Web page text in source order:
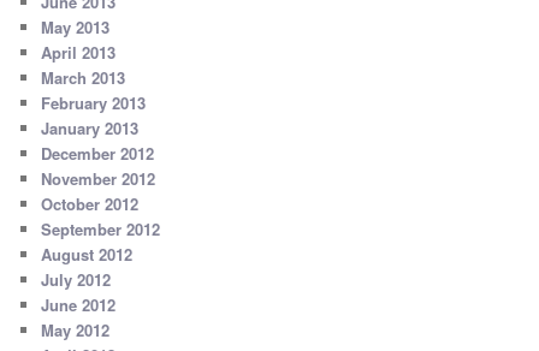
May 2013
April 2013
March 2013
February 2013
January 2013
December 2012
November 2012
October 2012
September 2012
August 2012
July 2012
June 2012
May 2012